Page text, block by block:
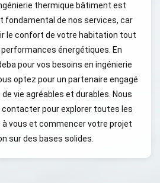
thermique bâtiment est
fondamental de nos services, car
le confort de votre habitation tout
énergétiques. En
pour vos besoins en ingénierie
optez pour un partenaire engagé
vie agréables et durables. Nous
contacter pour explorer toutes les
vous et commencer votre projet
sur des bases solides.